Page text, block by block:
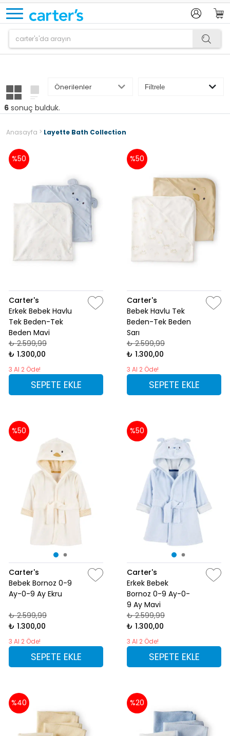
Anasayfa > Layette Bath Collection
6 sonuç bulduk.
%50
Carter's
Erkek Bebek Havlu
Tek Beden-Tek
Beden Mavi
₺ 2.599,99
₺ 1.300,00
3 Al 2 Öde!
SEPETE EKLE
%50
Carter's
Bebek Havlu Tek
Beden-Tek Beden
Sarı
₺ 2.599,99
₺ 1.300,00
3 Al 2 Öde!
SEPETE EKLE
%50
Carter's
Bebek Bornoz 0-9
Ay-0-9 Ay Ekru
₺ 2.599,99
₺ 1.300,00
3 Al 2 Öde!
SEPETE EKLE
%50
Carter's
Erkek Bebek
Bornoz 0-9 Ay-0-
9 Ay Mavi
₺ 2.599,99
₺ 1.300,00
3 Al 2 Öde!
SEPETE EKLE
%40 %20
Ürün sepetinize eklenmiştir.